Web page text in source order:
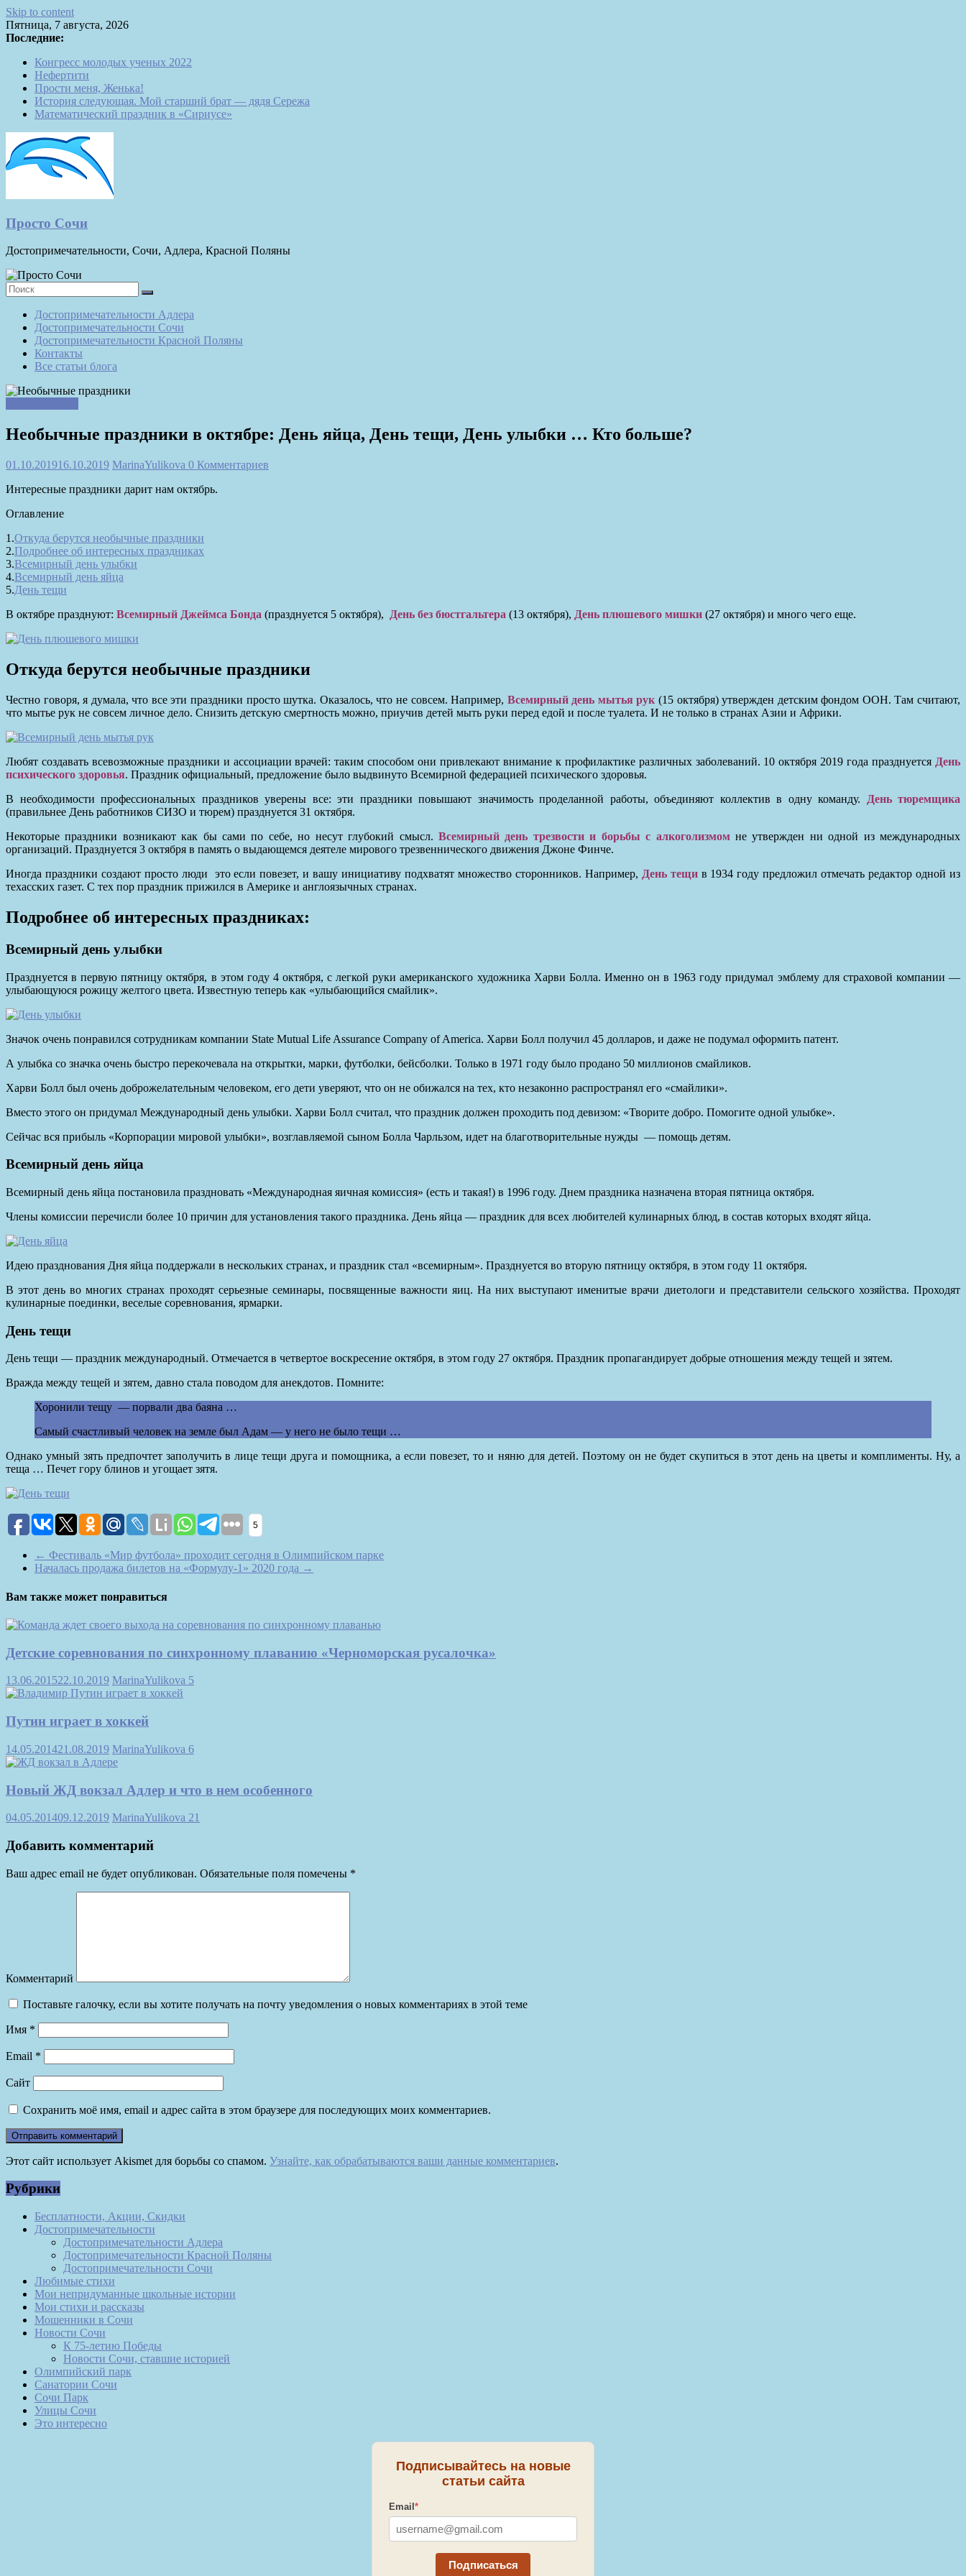
Skip to content
Пятница, 7 августа, 2026
Последние:
Конгресс молодых ученых 2022
Нефертити
Прости меня, Женька!
История следующая. Мой старший брат — дядя Сережа
Математический праздник в «Сириусе»
Просто Сочи
Достопримечательности, Сочи, Адлера, Красной Поляны
Достопримечательности Адлера
Достопримечательности Сочи
Достопримечательности Красной Поляны
Контакты
Все статьи блога
Необычные праздники в октябре: День яйца, День тещи, День улыбки … Кто больше?
01.10.201916.10.2019 MarinaYulikova 0 Комментариев
Интересные праздники дарит нам октябрь.
Оглавление
1.Откуда берутся необычные праздники
2.Подробнее об интересных праздниках
3.Всемирный день улыбки
4.Всемирный день яйца
5.День тещи
В октябре празднуют: Всемирный Джеймса Бонда (празднуется 5 октября), День без бюстгальтера (13 октября), День плюшевого мишки (27 октября) и много чего еще.
Откуда берутся необычные праздники
Честно говоря, я думала, что все эти праздники просто шутка. Оказалось, что не совсем. Например, Всемирный день мытья рук (15 октября) утвержден детским фондом ООН. Там считают,
что мытье рук не совсем личное дело. Снизить детскую смертность можно, приучив детей мыть руки перед едой и после туалета. И не только в странах Азии и Африки.
Любят создавать всевозможные праздники и ассоциации врачей: таким способом они привлекают внимание к профилактике различных заболеваний. 10 октября 2019 года празднуется День
психического здоровья. Праздник официальный, предложение было выдвинуто Всемирной федерацией психического здоровья.
В необходимости профессиональных праздников уверены все: эти праздники повышают значимость проделанной работы, объединяют коллектив в одну команду.
День тюремщика
(правильнее День работников СИЗО и тюрем) празднуется 31 октября.
Некоторые праздники возникают как бы сами по себе, но несут глубокий смысл. Всемирный день трезвости и борьбы с алкоголизмомне утвержден ни одной из международных
организаций. Празднуется 3 октября в память о выдающемся деятеле мирового трезвеннического движения Джоне Финче.
Иногда праздники создают просто люди это если повезет, и вашу инициативу подхватят множество сторонников. Например, День тещив 1934 году предложил отмечать редактор одной из
техасских газет. С тех пор праздник прижился в Америке и англоязычных странах.
Подробнее об интересных праздниках:
Всемирный день улыбки
Празднуется в первую пятницу октября, в этом году 4 октября, с легкой руки американского художника Харви Болла. Именно он в 1963 году придумал эмблему для страховой компании —
улыбающуюся рожицу желтого цвета. Известную теперь как «улыбающийся смайлик».
Значок очень понравился сотрудникам компании State Mutual Life Assurance Company of America. Харви Болл получил 45 долларов, и даже не подумал оформить патент.
А улыбка со значка очень быстро перекочевала на открытки, марки, футболки, бейсболки. Только в 1971 году было продано 50 миллионов смайликов.
Харви Болл был очень доброжелательным человеком, его дети уверяют, что он не обижался на тех, кто незаконно распространял его «смайлики».
Вместо этого он придумал Международный день улыбки. Харви Болл считал, что праздник должен проходить под девизом: «Творите добро. Помогите одной улыбке».
Сейчас вся прибыль «Корпорации мировой улыбки», возглавляемой сыном Болла Чарльзом, идет на благотворительные нужды — помощь детям.
Всемирный день яйца
Всемирный день яйца постановила праздновать «Международная яичная комиссия» (есть и такая!) в 1996 году. Днем праздника назначена вторая пятница октября.
Члены комиссии перечисли более 10 причин для установления такого праздника. День яйца — праздник для всех любителей кулинарных блюд, в состав которых входят яйца.
Идею празднования Дня яйца поддержали в нескольких странах, и праздник стал «всемирным». Празднуется во вторую пятницу октября, в этом году 11 октября.
В этот день во многих странах проходят серьезные семинары, посвященные важности яиц. На них выступают именитые врачи диетологи и представители сельского хозяйства. Проходят
кулинарные поединки, веселые соревнования, ярмарки.
День тещи
День тещи — праздник международный. Отмечается в четвертое воскресение октября, в этом году 27 октября. Праздник пропагандирует добрые отношения между тещей и зятем.
Вражда между тещей и зятем, давно стала поводом для анекдотов. Помните:
Хоронили тещу — порвали два баяна …
Самый счастливый человек на земле был Адам — у него не было тещи …
Однако умный зять предпочтет заполучить в лице тещи друга и помощника, а если повезет, то и няню для детей. Поэтому он не будет скупиться в этот день на цветы и комплименты. Ну, а
теща … Печет гору блинов и угощает зятя.
5
← Фестиваль «Мир футбола» проходит сегодня в Олимпийском парке
Началась продажа билетов на «Формулу-1» 2020 года →
Вам также может понравиться
Детские соревнования по синхронному плаванию «Черноморская русалочка»
13.06.201522.10.2019 MarinaYulikova 5
Путин играет в хоккей
14.05.201421.08.2019 MarinaYulikova 6
Новый ЖД вокзал Адлер и что в нем особенного
04.05.201409.12.2019 MarinaYulikova 21
Добавить комментарий
Ваш адрес email не будет опубликован. Обязательные поля помечены *
Комментарий
Поставьте галочку, если вы хотите получать на почту уведомления о новых комментариях в этой теме
Имя *
Email *
Сайт
Сохранить моё имя, email и адрес сайта в этом браузере для последующих моих комментариев.
Этот сайт использует Akismet для борьбы со спамом. Узнайте, как обрабатываются ваши данные комментариев.
Рубрики
Бесплатности, Акции, Скидки
Достопримечательности
Достопримечательности Адлера
Достопримечательности Красной Поляны
Достопримечательности Сочи
Любимые стихи
Мои непридуманные школьные истории
Мои стихи и рассказы
Мошенники в Сочи
Новости Сочи
К 75-летию Победы
Новости Сочи, ставшие историей
Олимпийский парк
Санатории Сочи
Сочи Парк
Улицы Сочи
Это интересно
Подписывайтесь на новые
статьи сайта
Email *
Подписаться